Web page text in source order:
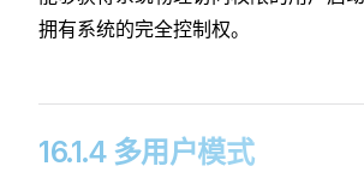
拥有系统的完全控制权。
16.1.4 多用户模式